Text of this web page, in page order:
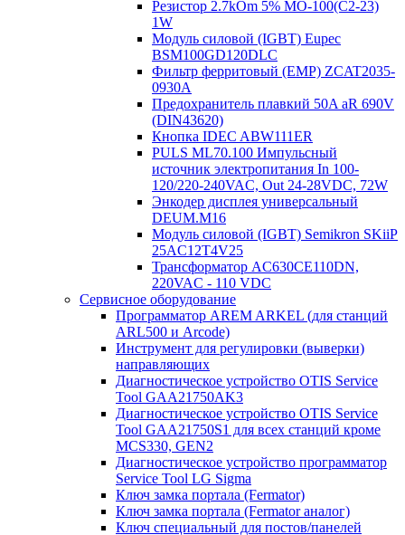
Резистор 2.7kOm 5% МО-100(С2-23)
1W
Модуль силовой (IGBT) Eupec
BSM100GD120DLC
Фильтр ферритовый (EMP) ZCAT2035-
0930A
Предохранитель плавкий 50A aR 690V
(DIN43620)
Кнопка IDEC ABW111ER
PULS ML70.100 Импульсный
источник электропитания In 100-
120/220-240VAC, Out 24-28VDC, 72W
Энкодер дисплея универсальный
DEUM.M16
Модуль силовой (IGBT) Semikron SKiiP
25AC12T4V25
Трансформатор AC630CE110DN,
220VAC - 110 VDC
Сервисное оборудование
Программатор AREM ARKEL (для станций
ARL500 и Arcode)
Инструмент для регулировки (выверки)
направляющих
Диагностическое устройство OTIS Service
Tool GAA21750AK3
Диагностическое устройство OTIS Service
Tool GAA21750S1 для всех станций кроме
MCS330, GEN2
Диагностическое устройство программатор
Service Tool LG Sigma
Ключ замка портала (Fermator)
Ключ замка портала (Fermator аналог)
Ключ специальный для постов/панелей